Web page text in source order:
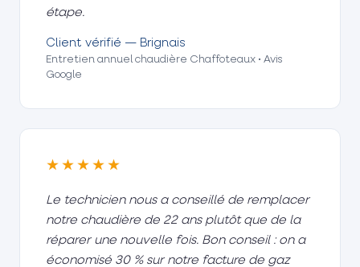
étape.
Client vérifié — Brignais
Entretien annuel chaudière Chaffoteaux • Avis
Google
★★★★★
Le technicien nous a conseillé de remplacer
notre chaudière de 22 ans plutôt que de la
réparer une nouvelle fois. Bon conseil : on a
économisé 30 % sur notre facture de gaz